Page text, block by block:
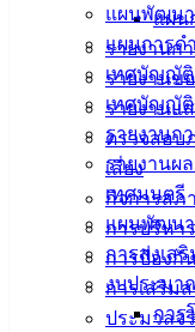
แผน
รายงานกา
รายงานข
รายงานแ
ตรวจสอบ
เสี่ยง
กิจการสภ
การบริหา
การป้องกั
การเสริม
ประมวลจ
แผนพัฒน
แผนการด
เทศบัญญัติ
เทศบัญญัติ
รายงานก
รายงานผ
เทศมนตรี
แผนพัฒนา
การส่งเส
งบประมา
การ
ข่าวสาร
ข้อมูล
ข่าวสาร
อิเล็กทรอนิกส์
ความรู้
(Knowledge
Management)